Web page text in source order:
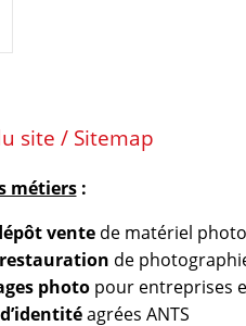
site / Sitemap
métiers:
ventede matériel
restauration de
photopour entreprises
agrées ANTS